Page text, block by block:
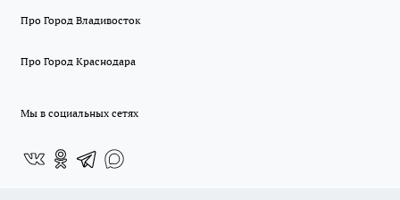
Про Город Владивосток
Про Город Краснодара
Мы в социальных сетях